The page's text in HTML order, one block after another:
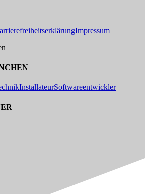
Impressum
InstallateurSoftwareentwickler